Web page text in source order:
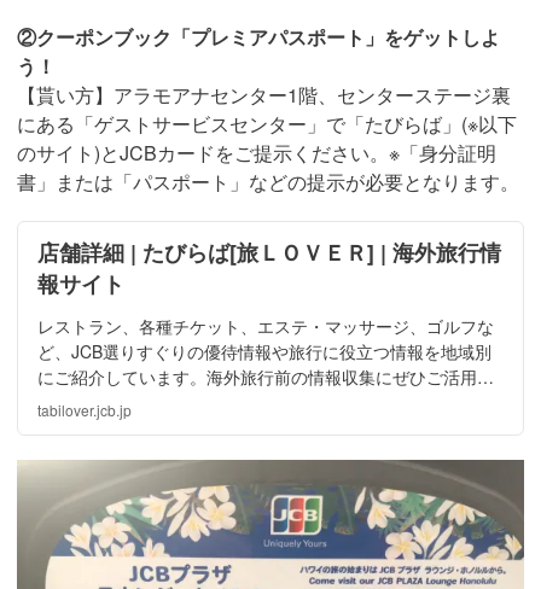
②クーポンブック「プレミアパスポート」をゲットしよ
う！
【貰い方】アラモアナセンター1階、センターステージ裏
にある「ゲストサービスセンター」で「たびらば」(※以下
のサイト)とJCBカードをご提示ください。※「身分証明
書」または「パスポート」などの提示が必要となります。
店舗詳細 | たびらば[旅ＬＯＶＥＲ] | 海外旅行情
報サイト
レストラン、各種チケット、エステ・マッサージ、ゴルフな
ど、JCB選りすぐりの優待情報や旅行に役立つ情報を地域別
にご紹介しています。海外旅行前の情報収集にぜひご活用く
ださい。
tabilover.jcb.jp